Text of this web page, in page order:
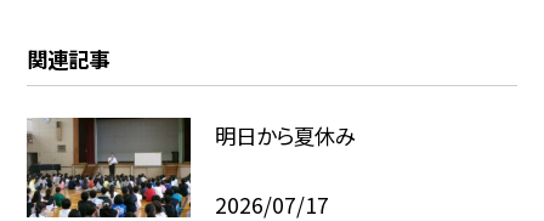
関連記事
明日から夏休み
2026/07/17